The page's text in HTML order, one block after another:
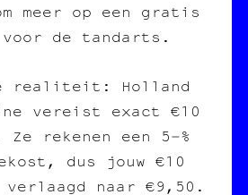
meer op een gratis
voor de tandarts.
realiteit: Holland
vereist exact €10
rekenen een 5‑%
dus jouw €10
naar €9,50.